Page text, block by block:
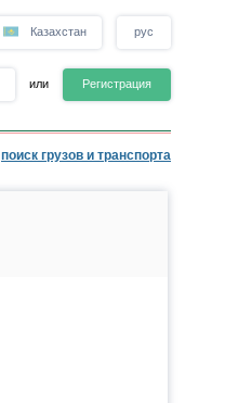
Казахстан рус
или Регистрация
поиск грузов и транспорта